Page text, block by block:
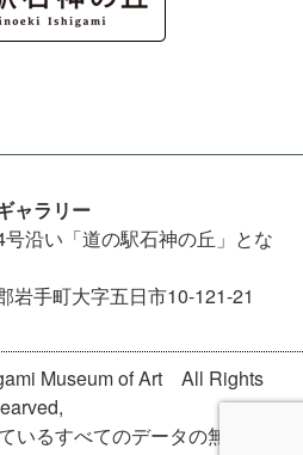
ャラリー
沿い「道の駅石神の丘」とな
岩手町大字五日市10-121-21
Museum of Art All Rights
いるすべてのデータの無断転用